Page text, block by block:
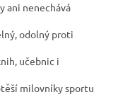
ani nenechává
odolný proti
učebnic i
milovníky sportu